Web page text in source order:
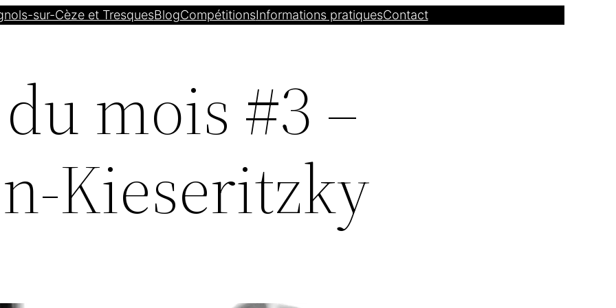
sur-Cèze et TresquesBlogCompétitionsInformations pratiquesContact
mois #3 –
Kieseritzky